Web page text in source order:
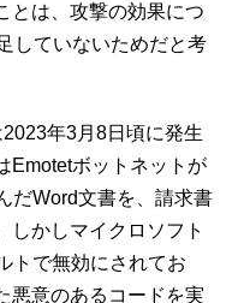
とは、攻撃の効果につ
していないためだと考
年3月8日頃に発生
Emotetボットネットが
だWord文書を、請求書
しかしマイクロソフト
トで無効にされてお
悪意のあるコードを実